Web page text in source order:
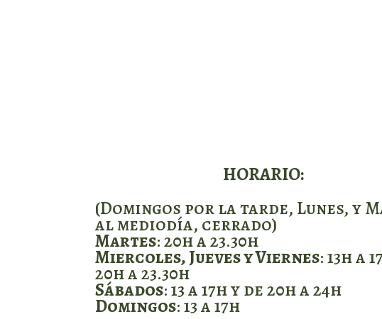
HORARIO:
(Domingos por la tarde, Lunes, y
al mediodía, cerrado)
Martes: 20h a 23.30h
Miercoles, Jueves y Viernes: 13h a
20h a 23.30h
Sábados: 13 a 17h y de 20h a 24h
Domingos: 13 a 17h